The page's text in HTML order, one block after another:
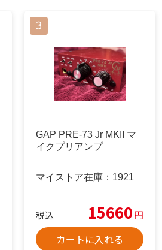
GAP PRE-73 Jr MKII マ
イクプリアンプ
マイストア在庫： 1921
税込 15660円
カートに入れる